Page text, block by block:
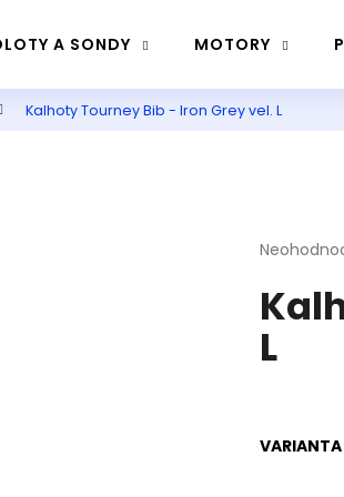
A SONDY MOTORY
Kalhoty Tourney Bib - Iron Grey vel. L
Průměrné
produktu
je
0,0
L
VARIANTA
Co potřebujete najít?